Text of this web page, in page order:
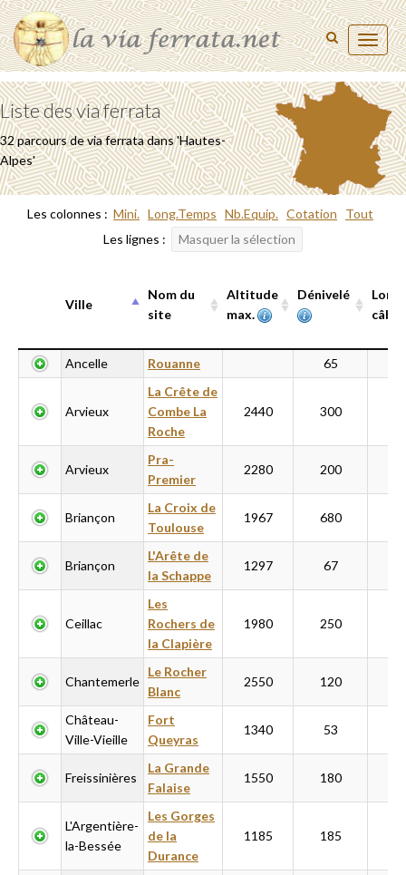
Toggle
Liste des via ferrata
32 parcours de via ferrata dans 'Hautes-
Alpes'
Les colonnes : Mini. Long.Temps Nb.Equip. Cotation
Tout
Les lignes :
Masquer la sélection
Ville
Nom du
site
Altitude
max.
Dénivelé
Ville
Nom du
site
max.
Dénivelé
Ancelle Rouanne 65
Arvieux
La Crête de
Combe La
Roche
2440 300
Arvieux
Pra-
Premier
2280 200
Briançon
La Croix de
Toulouse
1967 680
Briançon
L'Arête de
la Schappe
1297 67
Ceillac
Les
Rochers de
la Clapière
1980 250
Chantemerle
Le Rocher
Blanc
2550 120
Château-
Ville-Vieille
Fort
Queyras
1340 53
Freissinières
La Grande
Falaise
1550 180
L'Argentière-
la-Bessée
Les Gorges
de la
Durance
1185 185